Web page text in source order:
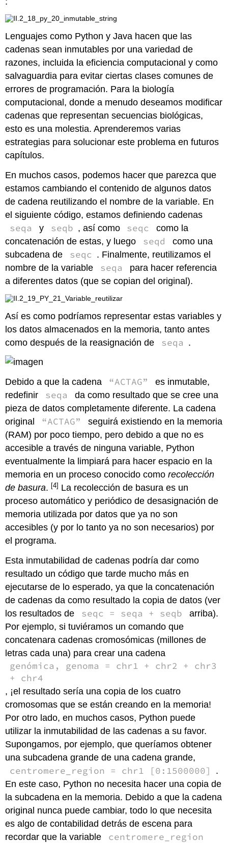
Lenguajes como Python y Java hacen que las
cadenas sean inmutables por una variedad de
razones, incluida la eficiencia computacional y como
salvaguardia para evitar ciertas clases comunes de
errores de programación. Para la biología
computacional, donde a menudo deseamos modificar
cadenas que representan secuencias biológicas,
esto es una molestia. Aprenderemos varias
estrategias para solucionar este problema en futuros
capítulos.
En muchos casos, podemos hacer que parezca que
estamos cambiando el contenido de algunos datos
de cadena reutilizando el nombre de la variable. En
el siguiente código, estamos definiendo cadenas
seqa y seqb , así como seqc
como la
concatenación de estas, y luego
seqd
como una
subcadena de
seqc . Finalmente, reutilizamos el
nombre de la variable
seqa
para hacer referencia
a diferentes datos (que se copian del original).
Así es como podríamos representar estas variables y
los datos almacenados en la memoria, tanto antes
como después de la reasignación de
seqa .
Debido a que la cadena “ACTAG”
es inmutable,
redefinir
seqa
da como resultado que se cree una
pieza de datos completamente diferente. La cadena
original
“ACTAG”
seguirá existiendo en la memoria
(RAM) por poco tiempo, pero debido a que no es
accesible a través de ninguna variable, Python
eventualmente la limpiará para hacer espacio en la
memoria en un proceso conocido comorecolección
de basura. [4] La recolección de basura es un
proceso automático y periódico de desasignación de
memoria utilizada por datos que ya no son
accesibles (y por lo tanto ya no son necesarios) por
el programa.
Esta inmutabilidad de cadenas podría dar como
resultado un código que tarde mucho más en
ejecutarse de lo esperado, ya que la concatenación
de cadenas da como resultado la copia de datos (ver
los resultados de
seqc = seqa + seqb
arriba).
Por ejemplo, si tuviéramos un comando que
concatenara cadenas cromosómicas (millones de
letras cada una) para crear una cadena
genómica, genoma = chr1 + chr2 + chr3
+ chr4
, ¡el resultado sería una copia de los cuatro
cromosomas que se están creando en la memoria!
Por otro lado, en muchos casos, Python puede
utilizar la inmutabilidad de las cadenas a su favor.
Supongamos, por ejemplo, que queríamos obtener
una subcadena grande de una cadena grande,
centromere_region = chr1 [0:1500000]
.
En este caso, Python no necesita hacer una copia de
la subcadena en la memoria. Debido a que la cadena
original nunca puede cambiar, todo lo que necesita
es algo de contabilidad detrás de escena para
recordar que la variable
centromere_region